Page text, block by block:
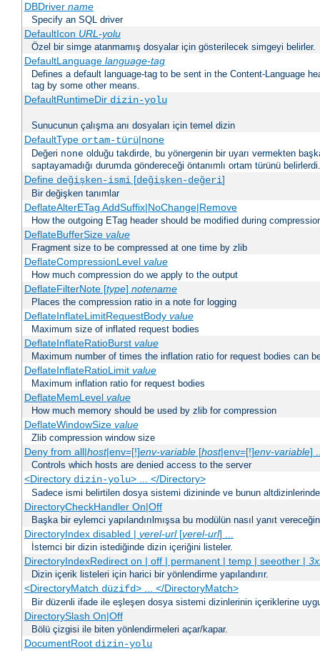
DBDriver name
Specify an SQL driver
DefaultIcon URL-yolu
Özel bir simge atanmamış dosyalar için gösterilecek simgeyi belirler.
DefaultLanguage language-tag
Defines a default language-tag to be sent in the Content-Language
tag by some other means.
DefaultRuntimeDir dizin-yolu
Sunucunun çalışma anı dosyaları için temel dizin
DefaultType ortam-türü|none
Değeri none olduğu takdirde, bu yönergenin bir uyarı vermekten
saptayamadığı durumda göndereceği öntanımlı ortam türünü belirlerdi.
Define değişken-ismi[değişken-değeri]
Bir değişken tanımlar
DeflateAlterETag AddSuffix|NoChange|Remove
How the outgoing ETag header should be modified during
DeflateBufferSize value
Fragment size to be compressed at one time by zlib
DeflateCompressionLevel value
How much compression do we apply to the output
DeflateFilterNote [type] notename
Places the compression ratio in a note for logging
DeflateInflateLimitRequestBody value
Maximum size of inflated request bodies
DeflateInflateRatioBurst value
Maximum number of times the inflation ratio for request bodies can
DeflateInflateRatioLimit value
Maximum inflation ratio for request bodies
DeflateMemLevel value
How much memory should be used by zlib for compression
DeflateWindowSize value
Zlib compression window size
Deny from all|host|env=[!]env-variable[host|env=[!]env-variable]
Controls which hosts are denied access to the server
<Directory dizin-yolu> ... </Directory>
Sadece ismi belirtilen dosya sistemi dizininde ve bunun
DirectoryCheckHandler On|Off
Başka bir eylemci yapılandırılmışsa bu modülün nasıl yanıt
DirectoryIndex disabled | yerel-url[yerel-url] ...
İstemci bir dizin istediğinde dizin içeriğini listeler.
DirectoryIndexRedirect on | off | permanent | temp | seeother |
Dizin içerik listeleri için harici bir yönlendirme yapılandırır.
<DirectoryMatch düzifd> ... </DirectoryMatch>
Bir düzenli ifade ile eşleşen dosya sistemi dizinlerinin içeriklerine
DirectorySlash On|Off
Bölü çizgisi ile biten yönlendirmeleri açar/kapar.
DocumentRoot dizin-yolu